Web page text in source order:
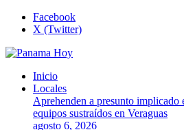
Facebook
X (Twitter)
Inicio
Locales
Aprehenden a presunto implicado
equipos sustraídos en Veraguas
agosto 6, 2026